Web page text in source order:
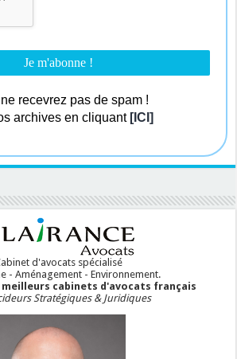
recevrez pas de spam !
archives en cliquant [ICI]
d'avocats spécialisé
- Aménagement - Environnement.
meilleurs cabinets d'avocats français
Stratégiques & Juridiques